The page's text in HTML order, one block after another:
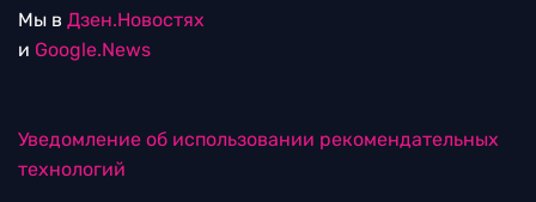
Мы в Дзен.Новостях
и Google.News
Уведомление об использовании рекомендательных
технологий